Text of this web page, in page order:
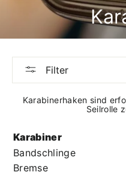
Filter
Karabinerhaken sind
Seilrolle
Karabiner
Bandschlinge
Bremse